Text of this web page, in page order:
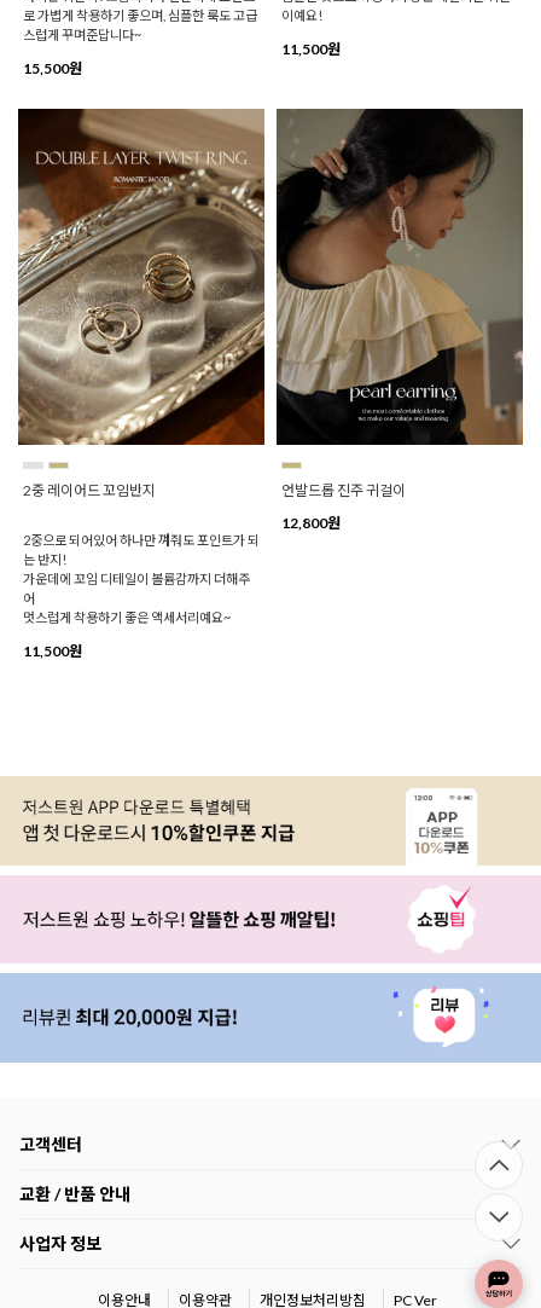
로 가볍게 착용하기 좋으며, 심플한 룩도 고급
스럽게 꾸며준답니다~
15,500원
이예요!
11,500원
2중 레이어드 꼬임반지
2중으로 되어있어 하나만 껴줘도 포인트가 되
는 반지!
가운데에 꼬임 디테일이 볼륨감까지 더해주
어
멋스럽게 착용하기 좋은 액세서리예요~
11,500원
언발드롭 진주 귀걸이
12,800원
고객센터
교환 / 반품 안내
사업자 정보
이용안내 이용약관 개인정보처리방침 PC Ver